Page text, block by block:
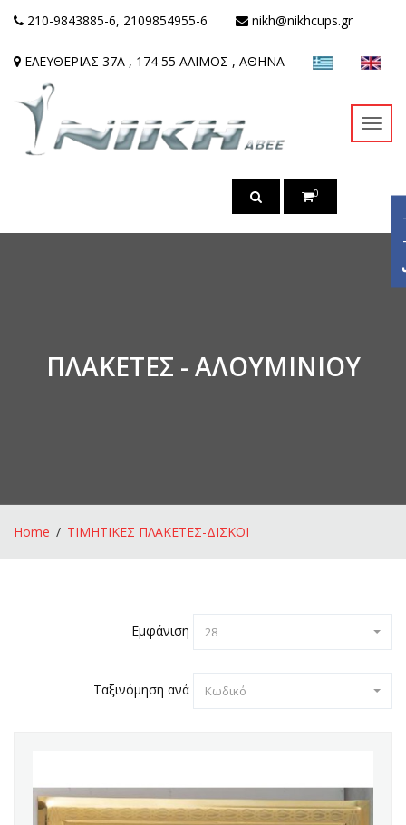
210-9843885-6, 2109854955-6 nikh@nikhcups.gr
ΕΛΕΥΘΕΡΙΑΣ 37Α , 174 55 ΑΛΙΜΟΣ , ΑΘΗΝΑ
0
ΠΛΑΚΕΤΕΣ - ΑΛΟΥΜΙΝΙΟΥ
Home ΤΙΜΗΤΙΚΕΣ ΠΛΑΚΕΤΕΣ-ΔΙΣΚΟΙ
Εμφάνιση 28
Ταξινόμηση ανά Κωδικό